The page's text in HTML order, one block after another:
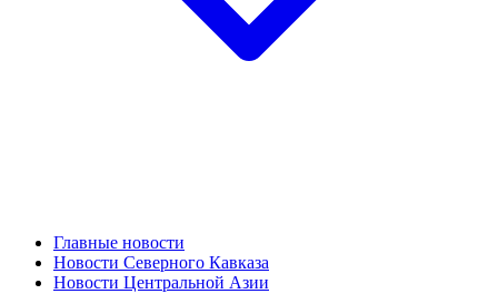
Главные новости
Новости Северного Кавказа
Новости Центральной Азии